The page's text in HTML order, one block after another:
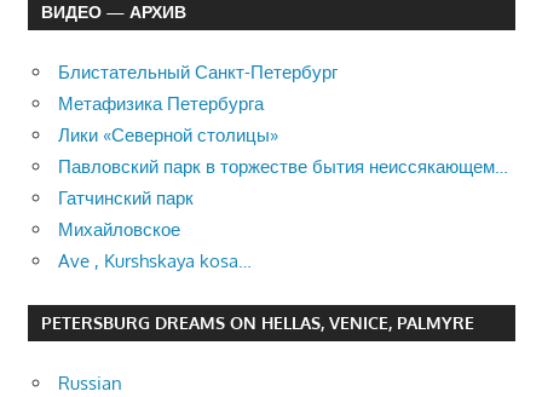
ВИДЕО — АРХИВ
Блистательный Санкт-Петербург
Метафизика Петербурга
Лики «Северной столицы»
Павловский парк в торжестве бытия неиссякающем…
Гатчинский парк
Михайловское
Ave , Kurshskaya kosa…
PETERSBURG DREAMS ON HELLAS, VENICE, PALMYRE
Russian